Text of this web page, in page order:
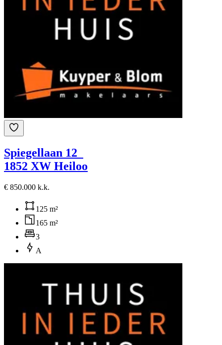
Spiegellaan 12
1852 XW Heiloo
€ 850.000 k.k.
125 m²
165 m²
3
A